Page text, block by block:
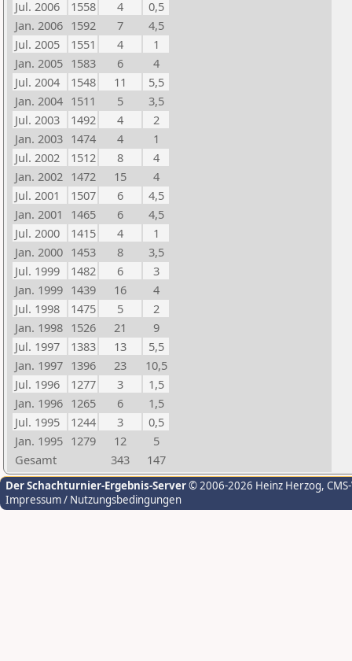
Jul. 2006
1558 4
0,5
Jan. 2006 1592 7
4,5
Jul. 2005
1551 4
1
Jan. 2005 1583 6
4
Jul. 2004
1548 11
5,5
Jan. 2004 1511 5
3,5
Jul. 2003
1492 4
2
Jan. 2003 1474 4
1
Jul. 2002
1512 8
4
Jan. 2002 1472 15
4
Jul. 2001
1507 6
4,5
Jan. 2001
1465 6
4,5
Jul. 2000
1415 4
1
Jan. 2000 1453 8
3,5
Jul. 1999
1482 6
3
Jan. 1999 1439 16
4
Jul. 1998
1475 5
2
Jan. 1998 1526 21
9
Jul. 1997
1383 13
5,5
Jan. 1997 1396 23
10,5
Jul. 1996
1277 3
1,5
Jan. 1996 1265 6
1,5
Jul. 1995
1244 3
0,5
Jan. 1995 1279 12
5
Gesamt
343 147
Der Schachturnier-Ergebnis-Server© 2006-2026 Heinz Herzog,
Impressum / Nutzungsbedingungen